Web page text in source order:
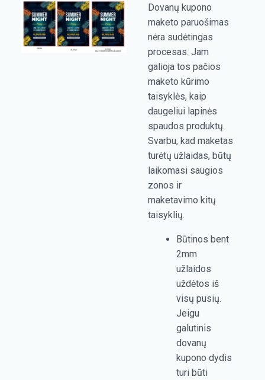
Dovanų kupono
maketo paruošimas
nėra sudėtingas
procesas. Jam
galioja tos pačios
maketo kūrimo
taisyklės, kaip
daugeliui lapinės
spaudos produktų.
Svarbu, kad maketas
turėtų užlaidas, būtų
laikomasi saugios
zonos ir
maketavimo kitų
taisyklių.
Būtinos bent
2mm
užlaidos
uždėtos iš
visų pusių.
Jeigu
galutinis
dovanų
kupono dydis
turi būti